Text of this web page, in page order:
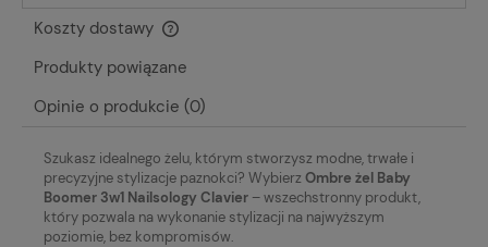
Koszty dostawy
Cena nie zawiera ewentualnych kosztów płatności
Produkty powiązane
Opinie o produkcie (0)
Szukasz idealnego żelu, którym stworzysz modne, trwałe i
precyzyjne stylizacje paznokci? Wybierz Ombre żel Baby
Boomer 3w1 Nailsology Clavier – wszechstronny produkt,
który pozwala na wykonanie stylizacji na najwyższym
poziomie, bez kompromisów.